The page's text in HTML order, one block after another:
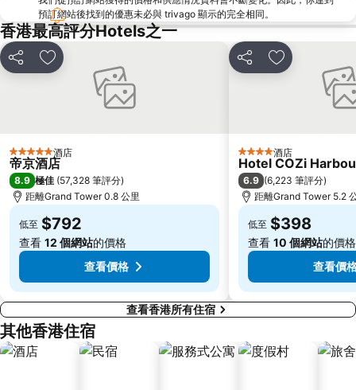
North Point Metro Station
中環
Cheung Chau
羅湖口岸
Sheung Wan Metro Station
Tsing Yi Metro Station
寶安區
Causeway Bay Metro Station
深圳野生動物園
大梅沙海濱公園
皇崗口岸
Lamma Island
香港屯門
Tin Hau Metro Station
九龍塘
金銀島酒店站
預訂網站後找到的優惠未必與 trivago 顯示的完全相同。
香港最高評分Hotels之一
分享 放到收藏夾
5 星級 酒店
帝京酒店
8.9 極佳 (57,328 筆評分)
距離Grand Tower 0.8 公里
低至 $792
查看 12 個網站的價格
查看價格
分享 放到收藏夾
4 星級 酒店
Hotel COZi
6.9 (6,223 筆評分)
距離Grand Tower 5.2
低至 $398
查看 10 個網站的價格
查看價
查看香港所有住宿
其他香港住宿